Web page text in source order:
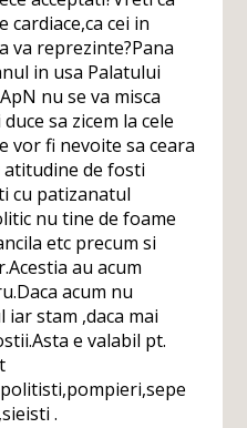
cardiace,ca cei in
va reprezinte?Pana
in usa Palatului
nu se va misca
sa zicem la cele
vor fi nevoite sa ceara
de fosti
cu patizanatul
nu tine de foame
etc precum si
au acum
acum nu
stam ,daca mai
e valabil pt.
.